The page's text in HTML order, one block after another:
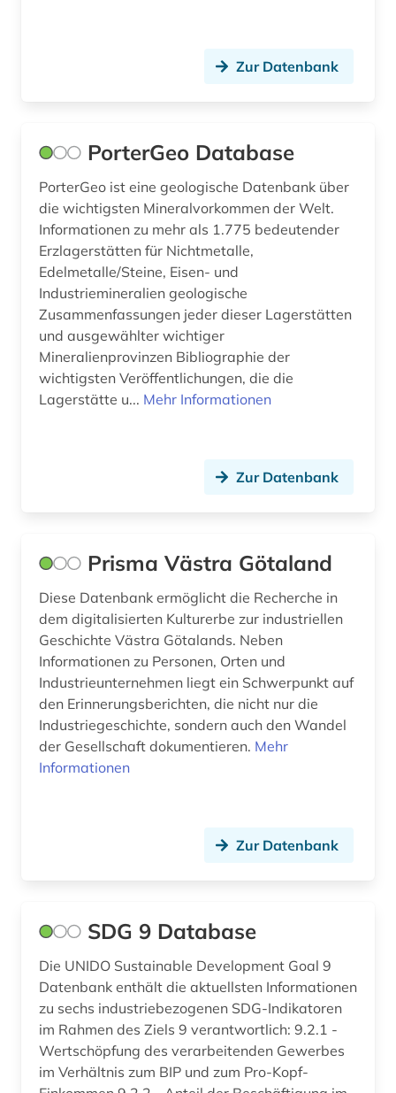
Zur Datenbank
PorterGeo Database
PorterGeo ist eine geologische Datenbank über
die wichtigsten Mineralvorkommen der Welt.
Informationen zu mehr als 1.775 bedeutender
Erzlagerstätten für Nichtmetalle,
Edelmetalle/Steine, Eisen- und
Industriemineralien geologische
Zusammenfassungen jeder dieser Lagerstätten
und ausgewählter wichtiger
Mineralienprovinzen Bibliographie der
wichtigsten Veröffentlichungen, die die
Lagerstätte u... Mehr Informationen
Zur Datenbank
Prisma Västra Götaland
Diese Datenbank ermöglicht die Recherche in
dem digitalisierten Kulturerbe zur industriellen
Geschichte Västra Götalands. Neben
Informationen zu Personen, Orten und
Industrieunternehmen liegt ein Schwerpunkt auf
den Erinnerungsberichten, die nicht nur die
Industriegeschichte, sondern auch den Wandel
der Gesellschaft dokumentieren. Mehr
Informationen
Zur Datenbank
SDG 9 Database
Die UNIDO Sustainable Development Goal 9
Datenbank enthält die aktuellsten Informationen
zu sechs industriebezogenen SDG-Indikatoren
im Rahmen des Ziels 9 verantwortlich: 9.2.1 -
Wertschöpfung des verarbeitenden Gewerbes
im Verhältnis zum BIP und zum Pro-Kopf-